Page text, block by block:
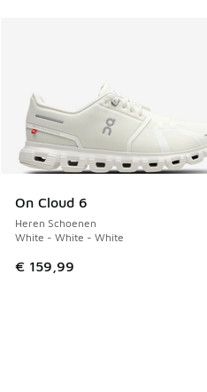
On Cloud 6
Heren Schoenen
White - White - White
€ 159,99